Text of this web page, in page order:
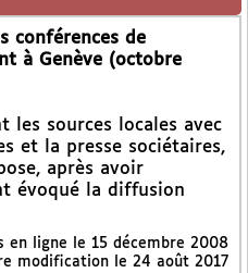
conférences de
à Genève (octobre
les sources locales avec
et la presse sociétaires,
après avoir
évoqué la diffusion
en ligne le 15 décembre 2008
modification le 24 août 2017